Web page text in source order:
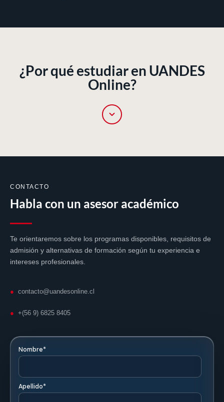
¿Por qué estudiar en UANDES
Online?
Educación de la Universidad de los Andes.
compatibilizan estudio y trabajo.
🕐
CONTACTO
Habla con un asesor académico
Te orientaremos sobre los programas disponibles, requisitos de
admisión y alternativas de formación según tu experiencia e
intereses profesionales.
● contacto@uandesonline.cl
● +(56 9) 6825 8405